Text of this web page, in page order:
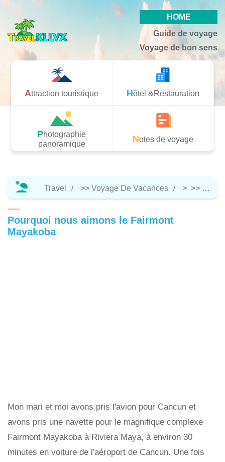
HOME
Guide de voyage
Voyage de bon sens
Attraction touristique Hôtel &Restauration
Photographie
panoramique
Notes de voyage
Travel >> Voyage De Vacances > >>
Pourquoi nous aimons le Fairmont
Mayakoba
Mon mari et moi avons pris l'avion pour Cancun et
avons pris une navette pour le magnifique complexe
Fairmont Mayakoba à Riviera Maya, à environ 30
minutes en voiture de l'aéroport de Cancun. Une fois